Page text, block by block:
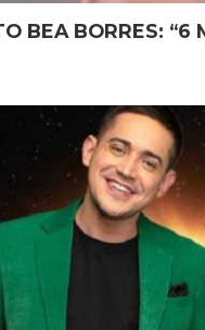
BEA BORRES: “6